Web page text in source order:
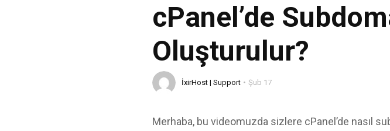
cPanel’de
Oluşturulur?
İxirHost | Support Şub 17
Merhaba, bu videomuzda sizlere cPanel’de nasıl